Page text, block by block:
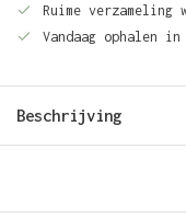
Ruime verzameling
Vandaag ophalen
Beschrijving